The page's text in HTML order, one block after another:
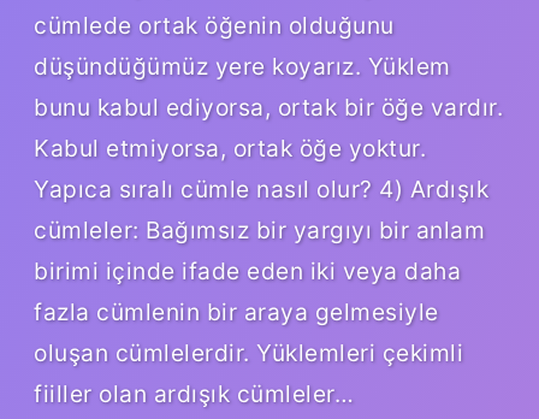
cümlede ortak öğenin olduğunu
düşündüğümüz yere koyarız. Yüklem
bunu kabul ediyorsa, ortak bir öğe vardır.
Kabul etmiyorsa, ortak öğe yoktur.
Yapıca sıralı cümle nasıl olur? 4) Ardışık
cümleler: Bağımsız bir yargıyı bir anlam
birimi içinde ifade eden iki veya daha
fazla cümlenin bir araya gelmesiyle
oluşan cümlelerdir. Yüklemleri çekimli
fiiller olan ardışık cümleler…